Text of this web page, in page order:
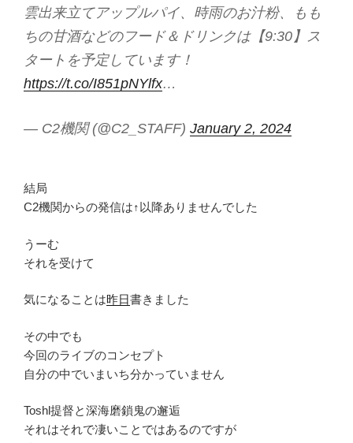
雲出来立てアップルパイ、時雨のお汁粉、もも
ちの甘酒などのフード＆ドリンクは【9:30】ス
タートを予定しています！
https://t.co/I851pNYlfx…
— C2機関 (@C2_STAFF) January 2, 2024
結局
C2機関からの発信は↑以降ありませんでした
うーむ
それを受けて
気になることは昨日書きました
その中でも
今回のライブのコンセプト
自分の中でいまいち分かっていません
Toshl提督と深海磨鎖鬼の邂逅
それはそれで凄いことではあるのですが